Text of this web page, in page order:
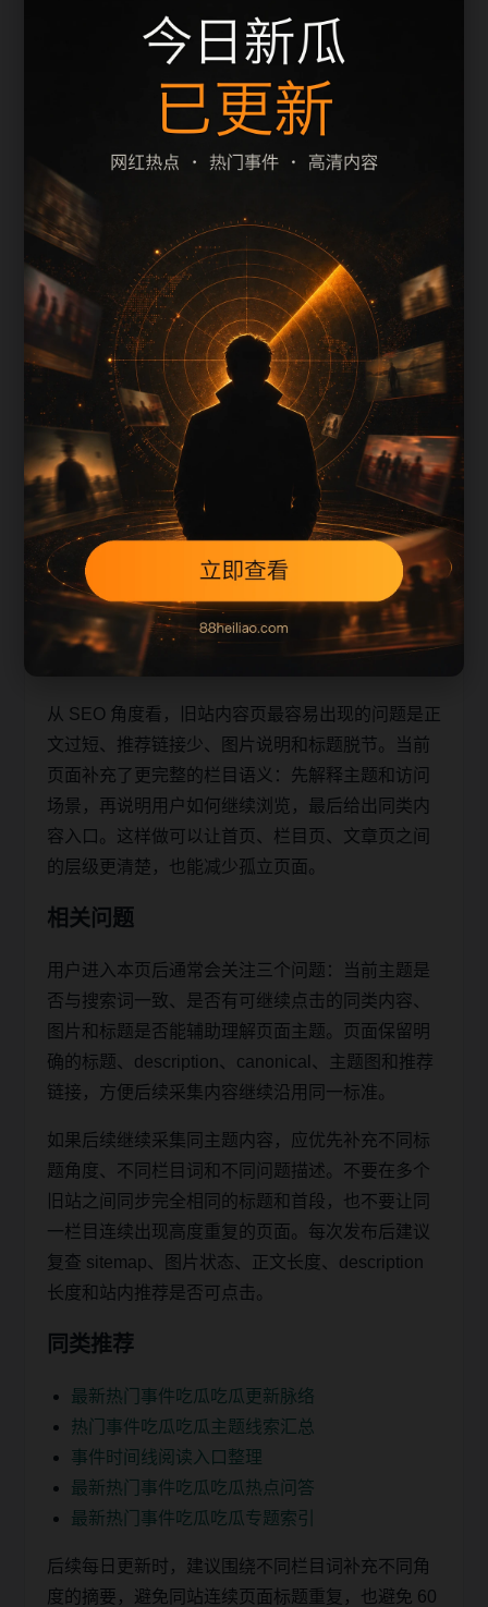
最新热门事件吃瓜吃瓜更新脉络
最新热门事件吃瓜吃瓜检索指南
最新热门事件吃瓜吃瓜热点问答
最新热门事件吃瓜吃瓜专题索引
上一篇
用户继续浏览
最新热门事件吃瓜吃瓜检索指南围绕whbl补充搜索
场景、栏目入口、图片说明和站内推荐。文章末尾
保留同类推荐、上一篇和下一篇，让用户在三次点
击内找到相关页面，也让搜索引擎更容易发现站内
层级。
本页不是单独堆叠关键词，而是把主题摘要、阅读
顺序、相关问题和继续浏览入口放在同一页面，帮
助移动端用户减少反复搜索，也让栏目页、内容页
和 sitemap 之间形成稳定的抓取路径。
从 SEO 角度看，旧站内容页最容易出现的问题是正
文过短、推荐链接少、图片说明和标题脱节。当前
页面补充了更完整的栏目语义：先解释主题和访问
场景，再说明用户如何继续浏览，最后给出同类内
容入口。这样做可以让首页、栏目页、文章页之间
的层级更清楚，也能减少孤立页面。
相关问题
用户进入本页后通常会关注三个问题：当前主题是
否与搜索词一致、是否有可继续点击的同类内容、
图片和标题是否能辅助理解页面主题。页面保留明
确的标题、description、canonical、主题图和推荐
链接，方便后续采集内容继续沿用同一标准。
如果后续继续采集同主题内容，应优先补充不同标
题角度、不同栏目词和不同问题描述。不要在多个
旧站之间同步完全相同的标题和首段，也不要让同
一栏目连续出现高度重复的页面。每次发布后建议
复查 sitemap、图片状态、正文长度、description
长度和站内推荐是否可点击。
同类推荐
最新热门事件吃瓜吃瓜更新脉络
热门事件吃瓜吃瓜主题线索汇总
事件时间线阅读入口整理
最新热门事件吃瓜吃瓜热点问答
最新热门事件吃瓜吃瓜专题索引
后续每日更新时，建议围绕不同栏目词补充不同角
度的摘要，避免同站连续页面标题重复，也避免 60